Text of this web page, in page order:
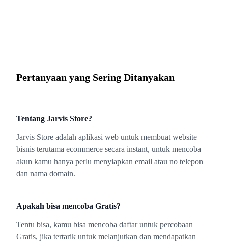
Pertanyaan yang Sering Ditanyakan
Tentang Jarvis Store?
Jarvis Store adalah aplikasi web untuk membuat website
bisnis terutama ecommerce secara instant, untuk mencoba
akun kamu hanya perlu menyiapkan email atau no telepon
dan nama domain.
Apakah bisa mencoba Gratis?
Tentu bisa, kamu bisa mencoba daftar untuk percobaan
Gratis, jika tertarik untuk melanjutkan dan mendapatkan